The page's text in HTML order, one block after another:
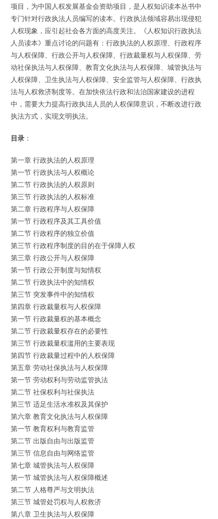
项目，为中国人权发展基金会资助项目，是人权知识读本丛书中
专门针对行政执法人员编写的读本。行政执法领域容易出现侵犯
人权现象，应引起社会各方面的高度关注。《人权知识行政执法
人员读本》重点讨论的问题有：行政执法的人权原理、行政程序
与人权保障、行政公开与人权保障、行政裁量权与人权保障、劳
动社保执法与人权保障、教育文化执法与人权保障、城管执法与
人权保障、卫生执法与人权保障、安全监管与人权保障、行政执
法与人权救济制度等。在加快依法行政和法治国家建设的进程
中，需要大力提高行政执法人员的人权保障意识，不断改进行政
执法方式，实现文明执法。
目录 ：
第一章 行政执法的人权原理
第一节 行政执法与人权概论
第二节 行政执法的人权原则
第三节 行政执法的人权标准
第二章 行政程序与人权保障
第一节 行政程序及其工具价值
第二节 行政程序的独立价值
第三节 行政程序制度的目的在于保障人权
第三章 行政公开与人权保障
第一节 行政公开制度与知情权
第二节 行政执法中的知情权
第三节 突发事件中的知情权
第四章 行政裁量权与人权保障
第一节 行政裁量权的基本概念
第二节 行政裁量权存在的必要性
第三节 行政裁量权滥用的主要表现
第四节 行政裁量过程中的人权保障
第五章 劳动社保执法与人权保障
第一节 劳动权利与劳动监管执法
第二节 社保权利与社保执法
第三节 适足生活水准权及其保护
第六章 教育文化执法与人权保障
第一节 教育权利与教育监管
第二节 出版自由与出版监管
第三节 信息自由与网络监管
第七章 城管执法与人权保障
第一节 城管执法与人权保障概述
第二节 人格尊严与文明执法
第三节 城管处罚权与人权救济
第八章 卫生执法与人权保障